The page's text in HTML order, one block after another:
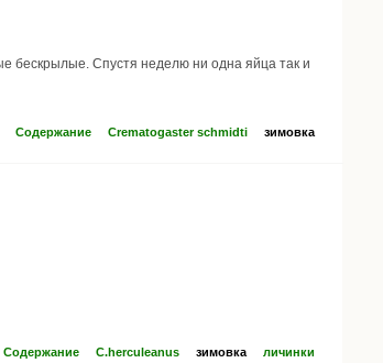
бескрылые. Спустя неделю ни одна яйца так и
Содержание Crematogaster schmidti зимовка
Содержание C.herculeanus зимовка личинки